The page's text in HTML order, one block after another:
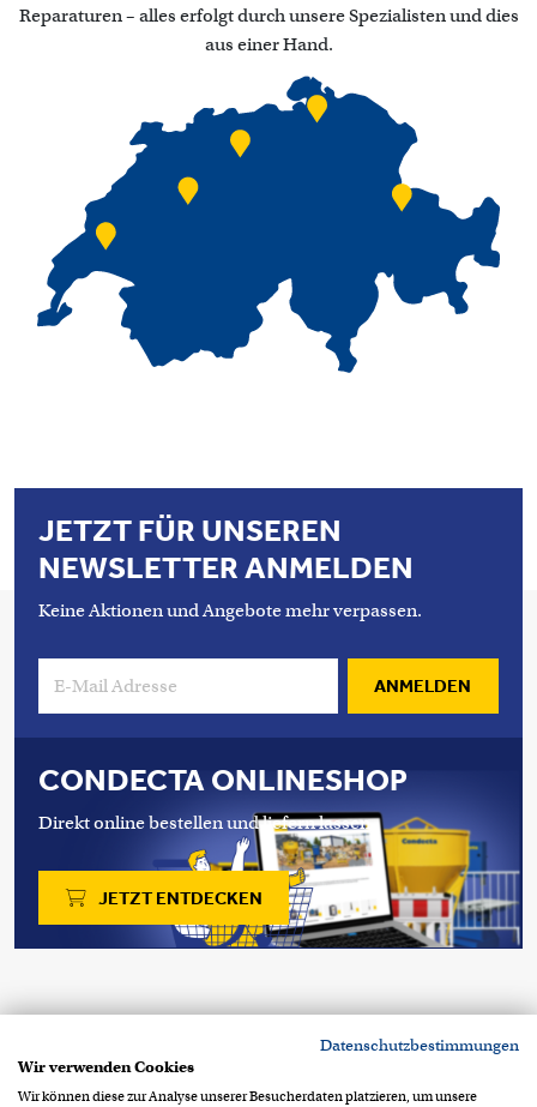
Reparaturen – alles erfolgt durch unsere Spezialisten und dies
aus einer Hand.
JETZT FÜR UNSEREN
NEWSLETTER ANMELDEN
Keine Aktionen und Angebote mehr verpassen.
ANMELDEN
CONDECTA ONLINESHOP
Direkt online bestellen und liefern lassen.
JETZT ENTDECKEN
CH-8409 Winterthur
Datenschutzbestimmungen
Wir verwenden Cookies
Wir können diese zur Analyse unserer Besucherdaten platzieren, um unsere